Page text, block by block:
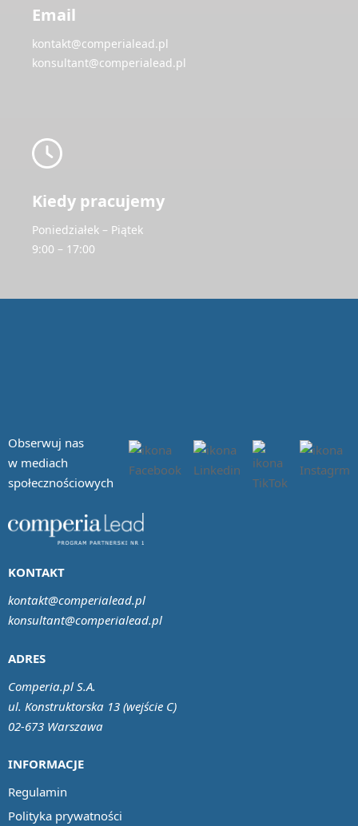
Email
kontakt@comperialead.pl
konsultant@comperialead.pl
Kiedy pracujemy
Poniedziałek – Piątek
9:00 – 17:00
Obserwuj nas
w mediach
społecznościowych
INFORMACJE
Regulamin
Polityka prywatności
ADRES
Comperia.pl S.A.
ul. Konstruktorska 13 (wejście C)
02-673 Warszawa
KONTAKT
kontakt@comperialead.pl
konsultant@comperialead.pl